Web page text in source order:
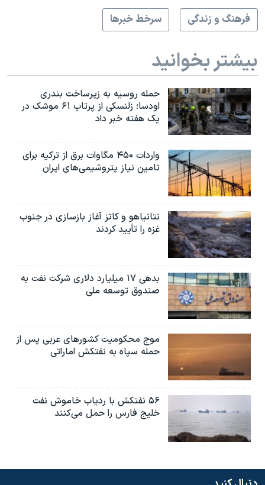
فرهنگ و زندگی
سرخط خبرها
بیشتر بخوانید
حمله روسیه به زیرساخت بندری
اودسا؛ زلنسکی از پرتاب ۶۱ موشک در
یک هفته خبر داد
واردات ۴۵۰ مگاوات برق از ترکیه برای
تامین نیاز پتروشیمی‌های ایران
نتانیاهو و کاتز آغاز بازسازی در جنوب
غزه را تأیید کردند
بدهی ۱۷ میلیارد دلاری شرکت نفت به
صندوق توسعه ملی
موج محکومیت کشورهای عربی پس از
حمله سپاه به نفتکش اماراتی
۵۶ نفتکش با ردیاب خاموش نفت
خلیج فارس را حمل می‌کنند